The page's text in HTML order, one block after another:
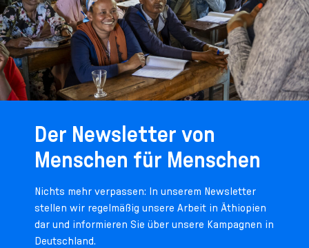
Der Newsletter von
Menschen für Menschen
Nichts mehr verpassen: In unserem Newsletter
stellen wir regelmäßig unsere Arbeit in Äthiopien
dar und informieren Sie über unsere Kampagnen in
Deutschland.